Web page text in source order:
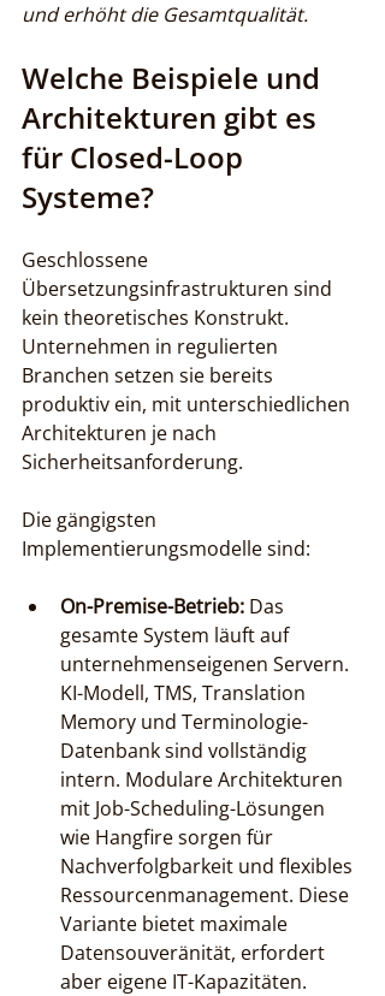
und erhöht die Gesamtqualität.
Welche Beispiele und
Architekturen gibt es
für Closed-Loop
Systeme?
Geschlossene
Übersetzungsinfrastrukturen sind
kein theoretisches Konstrukt.
Unternehmen in regulierten
Branchen setzen sie bereits
produktiv ein, mit unterschiedlichen
Architekturen je nach
Sicherheitsanforderung.
Die gängigsten
Implementierungsmodelle sind:
On-Premise-Betrieb: Das
gesamte System läuft auf
unternehmenseigenen Servern.
KI-Modell, TMS, Translation
Memory und Terminologie-
Datenbank sind vollständig
intern. Modulare Architekturen
mit Job-Scheduling-Lösungen
wie Hangfire sorgen für
Nachverfolgbarkeit und flexibles
Ressourcenmanagement. Diese
Variante bietet maximale
Datensouveränität, erfordert
aber eigene IT-Kapazitäten.